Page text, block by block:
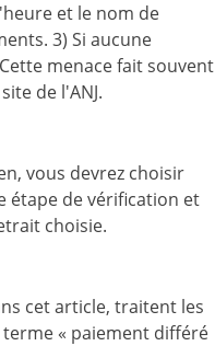
et le nom de
3) Si aucune
menace fait souvent
de l'ANJ.
vous devrez choisir
étape de vérification et
choisie.
cet article, traitent les
« paiement différé